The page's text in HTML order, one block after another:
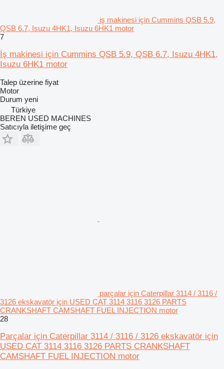
iş makinesi için Cummins QSB 5.9,
QSB 6.7, Isuzu 4HK1, Isuzu 6HK1 motor
7
İş makinesi için Cummins QSB 5.9, QSB 6.7, Isuzu 4HK1,
Isuzu 6HK1 motor
Talep üzerine fiyat
Motor
Durum yeni
Türkiye
BEREN USED MACHINES
Satıcıyla iletişime geç
parçalar için Caterpillar 3114 / 3116 /
3126 ekskavatör için USED CAT 3114 3116 3126 PARTS
CRANKSHAFT CAMSHAFT FUEL INJECTION motor
28
Parçalar için Caterpillar 3114 / 3116 / 3126 ekskavatör için
USED CAT 3114 3116 3126 PARTS CRANKSHAFT
CAMSHAFT FUEL INJECTION motor